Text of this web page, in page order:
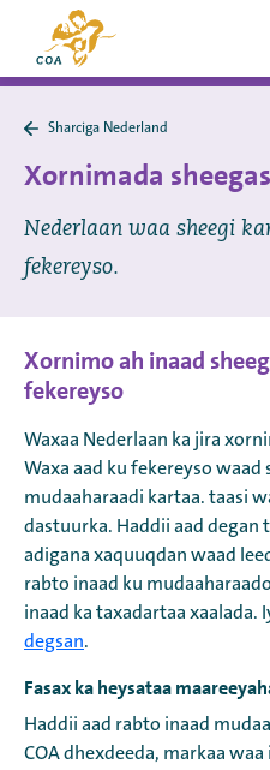
ah
booqo
bogga
hore
MyCOA
Sharciga
Sharciga Nederland
Xornimada
Nederlaan waa sheegi
fekereyso.
Xornimo ah inaad
fekereyso
Waxaa Nederlaan ka jira
Waxa aad ku fekereyso waad
mudaaharaadi kartaa. taasi
dastuurka. Haddii aad degan
adigana xaquuqdan waad
rabto inaad ku
inaad ka taxadartaa xaalada.
degsan.
Fasax ka heysataa
Haddii aad rabto inaad
COA dhexdeeda, markaa